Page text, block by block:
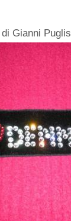
di Gianni